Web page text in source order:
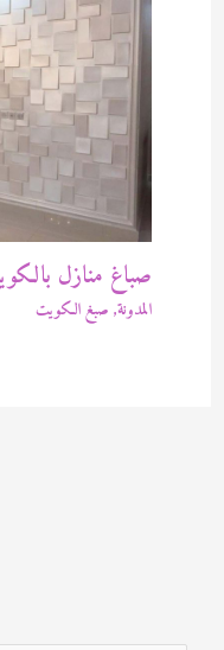
صباغ منازل بالكويت
المدونة, صبغ الكويت